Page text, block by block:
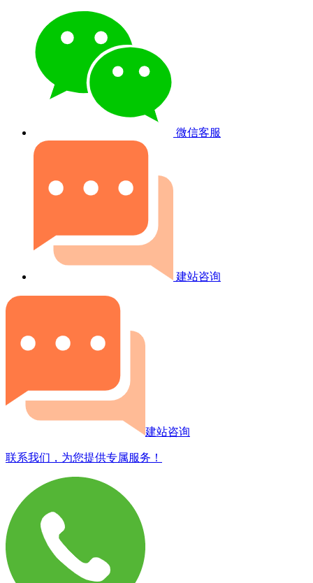
微信客服
建站咨询
建站咨询
联系我们，为您提供专属服务！